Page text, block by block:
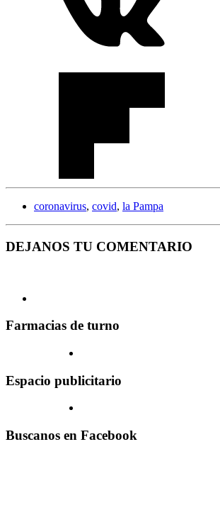
coronavirus, covid, la Pampa
DEJANOS TU COMENTARIO
Farmacias de turno
Espacio publicitario
Buscanos en Facebook